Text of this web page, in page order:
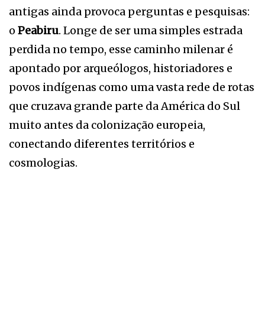
antigas ainda provoca perguntas e pesquisas:
o Peabiru. Longe de ser uma simples estrada
perdida no tempo, esse caminho milenar é
apontado por arqueólogos, historiadores e
povos indígenas como uma vasta rede de rotas
que cruzava grande parte da América do Sul
muito antes da colonização europeia,
conectando diferentes territórios e
cosmologias.